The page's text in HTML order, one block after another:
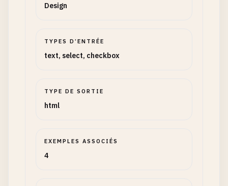
Design
TYPES D’ENTRÉE
text, select, checkbox
TYPE DE SORTIE
html
EXEMPLES ASSOCIÉS
4